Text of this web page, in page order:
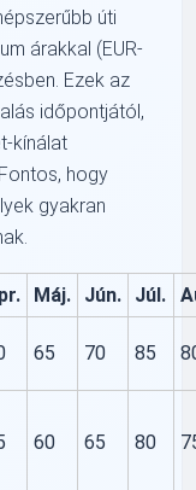
úti
árakkal (EUR-
Ezek az
időpontjától,
kínálat
hogy
gyakran
Máj. Jún. Júl.
65 70 85
60 65 80